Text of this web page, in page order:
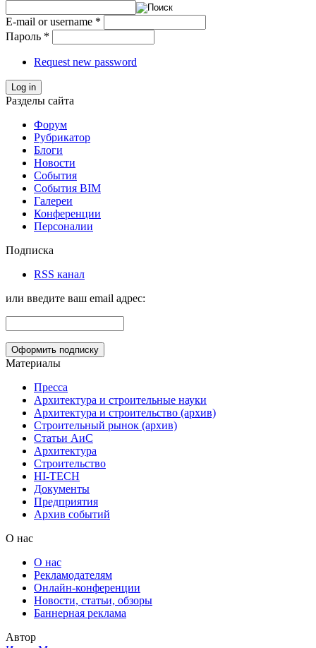
E-mail or username *
Пароль *
Request new password
Log in
Разделы сайта
Форум
Рубрикатор
Блоги
Новости
События
События BIM
Галереи
Конференции
Персоналии
Подписка
RSS канал
или введите ваш email адрес:
Материалы
Пресса
Архитектура и строительные науки
Архитектура и строительство (архив)
Строительный рынок (архив)
Статьи АиС
Архитектура
Строительство
HI-TECH
Документы
Предприятия
Архив событий
О нас
О нас
Рекламодателям
Онлайн-конференции
Новости, статьи, обзоры
Баннерная реклама
Автор